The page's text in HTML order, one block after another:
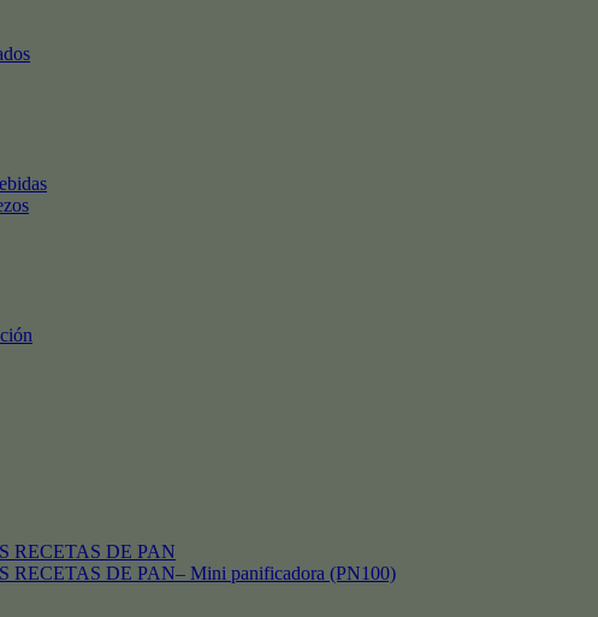
RECETAS DE PAN
RECETAS DE PAN– Mini panificadora (PN100)